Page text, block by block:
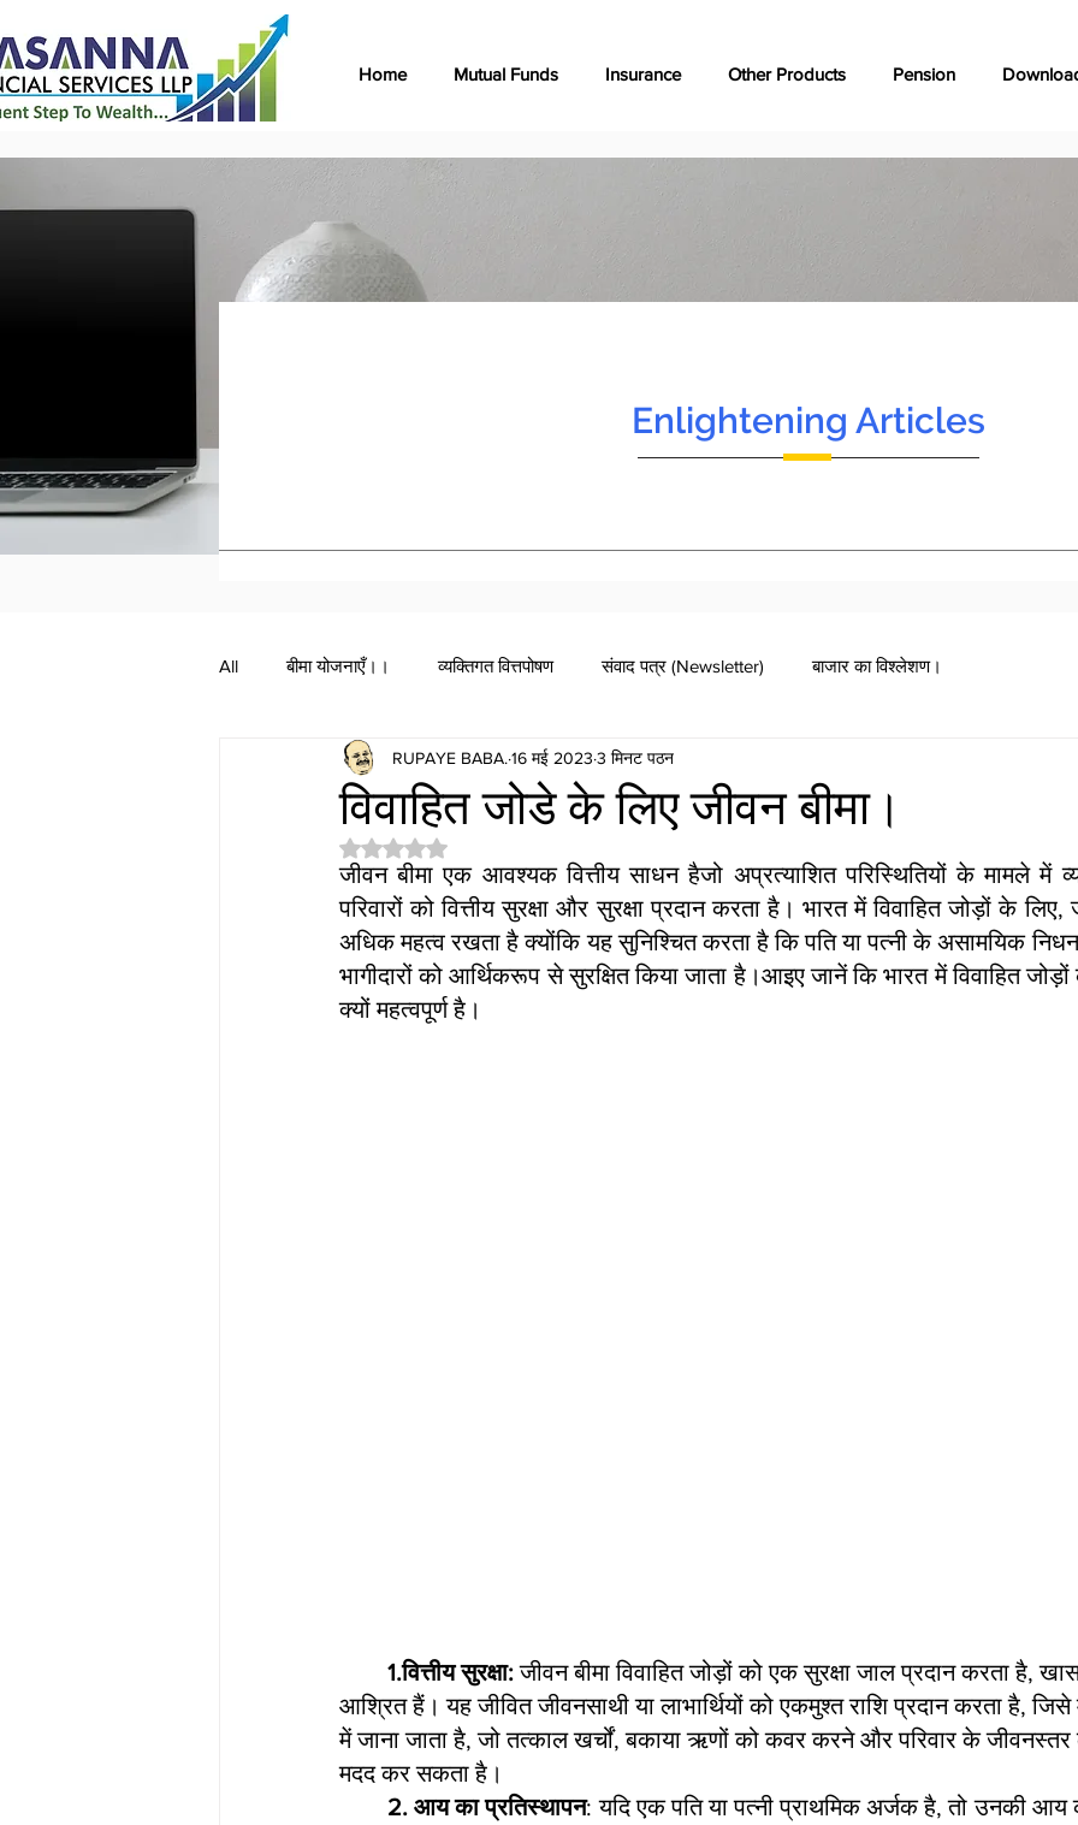
Home Mutual Funds Insurance Other Products Pension
Enlightening Articles
All बीमा योजनाएँ।। व्यक्तिगत वित्तपोषण संवाद पत्र (Newsletter) बाजार का विश्लेशण।
विवाहित जोडे के लिए जीवन बीमा।
RUPAYE BABA. 16 मई 2023 3 मिनट पठन
5 स्टार में से NaN रेटिंग दी गई।
जीवन बीमा एक आवश्यक वित्तीय साधन हैजो अप्रत्याशित परिस्थितियों के मामले में
परिवारों को वित्तीय सुरक्षा और सुरक्षा प्रदान करता है। भारत में विवाहित जोड़ों के
अधिक महत्व रखता है क्योंकि यह सुनिश्चित करता है कि पति या पत्नी के असामयिक निधन
भागीदारों को आर्थिकरूप से सुरक्षित किया जाता है।आइए जानें कि भारत में विवाहित
क्यों महत्वपूर्ण है।
1.वित्तीय सुरक्षा: जीवन बीमा विवाहित जोड़ों को एक सुरक्षा जाल प्रदान करता है,
आश्रित हैं। यह जीवित जीवनसाथी या लाभार्थियों को एकमुश्त राशि प्रदान करता है,
में जाना जाता है, जो तत्काल खर्चों, बकाया ऋणों को कवर करने और परिवार के
मदद कर सकता है।
2. आय का प्रतिस्थापन: यदि एक पति या पत्नी प्राथमिक अर्जक है, तो उनकी आय